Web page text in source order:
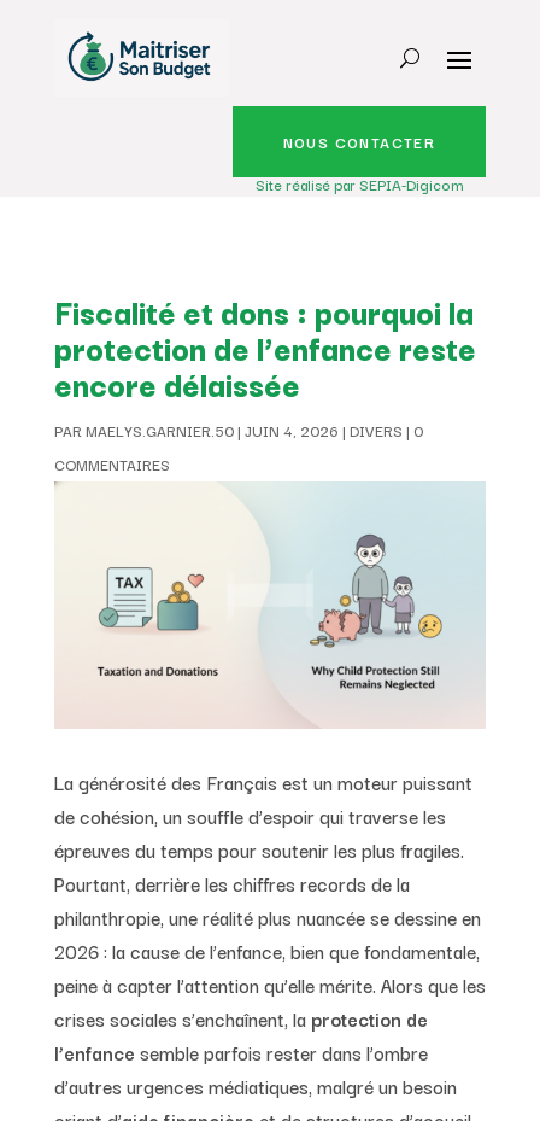
NOUS CONTACTER
Site réalisé par SEPIA-Digicom
Fiscalité et dons : pourquoi la
protection de l’enfance reste
encore délaissée
PARMAELYS.GARNIER.50| JUIN 4, 2026 | DIVERS | 0
COMMENTAIRES
La générosité des Français est un moteur puissant
de cohésion, un souffle d’espoir qui traverse les
épreuves du temps pour soutenir les plus fragiles.
Pourtant, derrière les chiffres records de la
philanthropie, une réalité plus nuancée se dessine en
2026 : la cause de l’enfance, bien que fondamentale,
peine à capter l’attention qu’elle mérite. Alors que les
crises sociales s’enchaînent, la protection de
l’enfance semble parfois rester dans l’ombre
d’autres urgences médiatiques, malgré un besoin